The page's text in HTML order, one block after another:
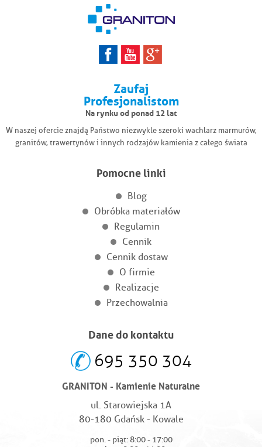
Zaufaj
Profesjonalistom
Na rynku od ponad 12 lat
W naszej ofercie znajdą Państwo niezwykle szeroki wachlarz marmurów,
granitów, trawertynów i innych rodzajów kamienia z całego świata
Pomocne linki
Blog
Obróbka materiałów
Regulamin
Cennik
Cennik dostaw
O firmie
Realizacje
Przechowalnia
Dane do kontaktu
695 350 304
GRANITON - Kamienie Naturalne
ul. Starowiejska 1A
80-180 Gdańsk - Kowale
pon. - piąt: 8:00 - 17:00